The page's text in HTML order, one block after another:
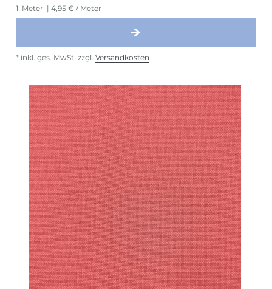
1 Meter | 4,95 € / Meter
* inkl. ges. MwSt. zzgl. Versandkosten